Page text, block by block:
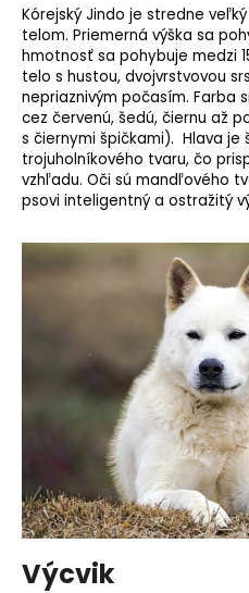
Kórejský Jindo je stredne
telom. Priemerná výška sa
hmotnosť sa pohybuje medzi
telo s hustou, dvojvrstvovou
nepriaznivým počasím. Farba
cez červenú, šedú, čiernu až
s čiernymi špičkami). Hlava je
trojuholníkového tvaru, čo
vzhľadu. Oči sú mandľového
psovi inteligentný a ostražitý
Výcvik